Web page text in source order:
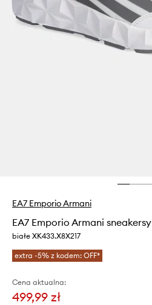
EA7 Emporio Armani
EA7 Emporio Armani sneakersy
białe XK433.X8X217
extra -5% z kodem: OFF*
Cena aktualna:
499,99 zł